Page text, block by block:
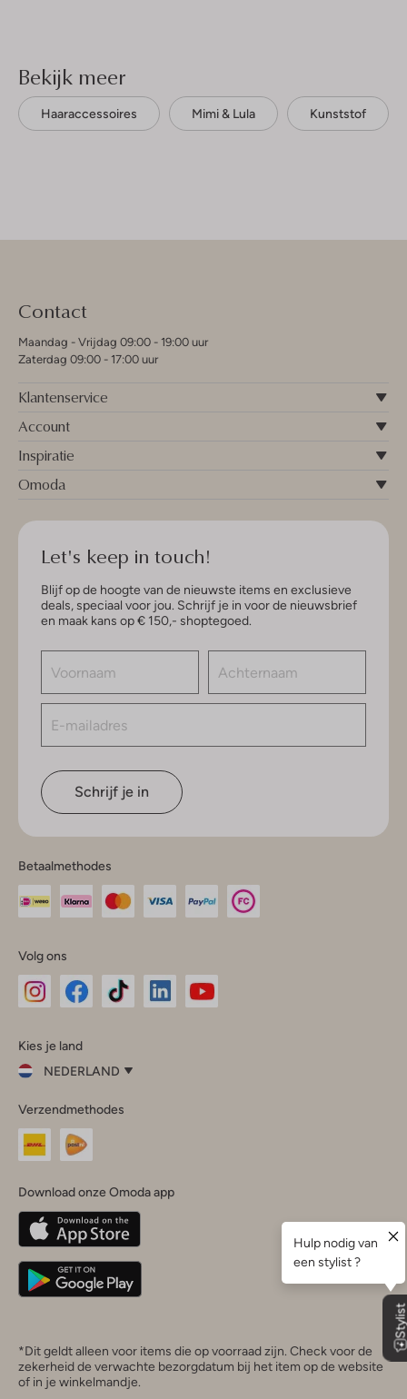
Bekijk meer
Haaraccessoires Mimi & Lula Kunststof
Contact
Maandag - Vrijdag 09:00 - 19:00 uur
Zaterdag 09:00 - 17:00 uur
Klantenservice
Account
Inspiratie
Omoda
Let's keep in touch!
Blijf op de hoogte van de nieuwste items en exclusieve
deals, speciaal voor jou. Schrijf je in voor de nieuwsbrief
en maak kans op € 150,- shoptegoed.
Schrijf je in
Betaalmethodes
Volg ons
InstagramFacebook
Kies je land
NEDERLAND
je
land
Nederland
Belgique(Français)
Deutschland
Verzendmethodes
Download onze Omoda app
*Dit geldt alleen voor items die op voorraad zijn. Check voor de
zekerheid de verwachte bezorgdatum bij het item op de website
of in je winkelmandje.